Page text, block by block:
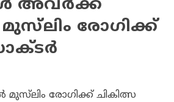
അവർക്ക്
മുസ്‌ലിം രോഗിക്ക്
മുസ്‌ലിം രോഗിക്ക് ചികിത്സ